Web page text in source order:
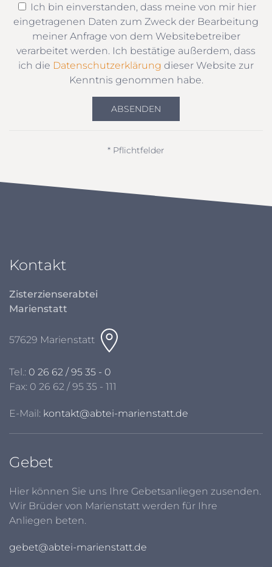
Ich bin einverstanden, dass meine von mir hier
eingetragenen Daten zum Zweck der Bearbeitung
meiner Anfrage von dem Websitebetreiber
verarbeitet werden. Ich bestätige außerdem, dass
ich die Datenschutzerklärung dieser Website zur
Kenntnis genommen habe.
ABSENDEN
* Pflichtfelder
Kontakt
Zisterzienserabtei
Marienstatt
57629 Marienstatt
Tel.: 0 26 62 / 95 35 - 0
Fax: 0 26 62 / 95 35 - 111
E-Mail: kontakt@abtei-marienstatt.de
Gebet
Hier können Sie uns Ihre Gebetsanliegen zusenden.
Wir Brüder von Marienstatt werden für Ihre
Anliegen beten.
gebet@abtei-marienstatt.de